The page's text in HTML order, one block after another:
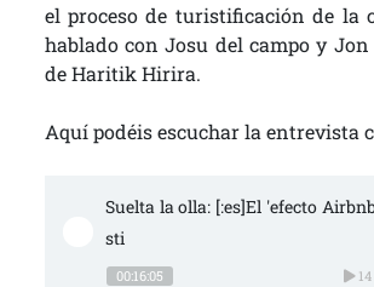
el proceso de turistificación de la
hablado con Josu del campo y Jon
de Haritik Hirira.
Aquí podéis escuchar la entrevista
Suelta la olla: [:es]El 'efecto
sti
00:16:05 14